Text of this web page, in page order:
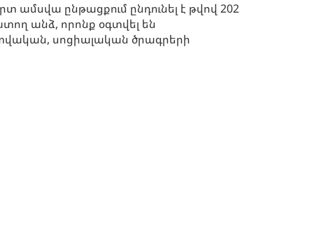
ամսվա ընթացքում ընդունել է թվով 202
անձ, որոնք օգտվել են
սոցիալական ծրագրերի